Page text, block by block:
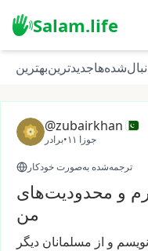
Salam.life
بهترینجدیدترین
@zubairkhan
برادر• ۱۱ جوزا
ترجمه‌شده به‌صورت خودکار
و محدودیت‌های
من
و از مسلمانان دیگر